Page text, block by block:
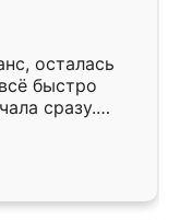
из
здесь.
осталась
быстро
сразу.
подошёл к
Собрали
даже